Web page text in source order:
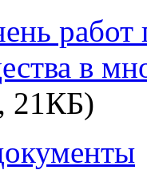
в
21КБ)